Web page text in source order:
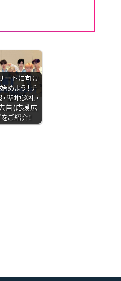
ートに向け
めよう！チ
聖地巡礼・
告(応援広
ご紹介！